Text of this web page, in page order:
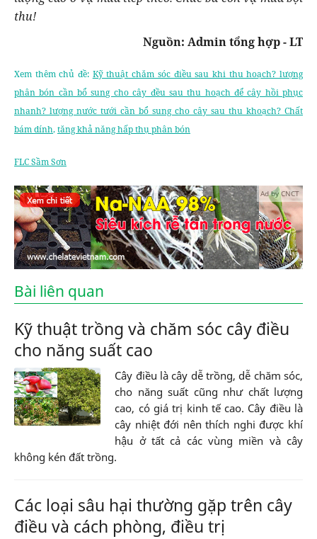
thu!
Nguồn: Admin tổng hợp - LT
Xem thêm chủ đề: Kỹ thuật chăm sóc điều sau khi thu hoạch? lượng
phân bón cần bổ sung cho cây đều sau thu hoạch để cây hồi phục
nhanh? lượng nước tưới cần bổ sung cho cây sau thu khoạch? Chất
bám dính,tăng khả năng hấp thụ phân bón
FLC Sầm Sơn
Ad by CNCT
Bài liên quan
Kỹ thuật trồng và chăm sóc cây điều
cho năng suất cao
Cây điều là cây dễ trồng, dễ chăm sóc,
cho năng suất cũng như chất lượng
cao, có giá trị kinh tế cao. Cây điều là
cây nhiệt đới nên thích nghi được khí
hậu ở tất cả các vùng miền và cây
không kén đất trồng.
Các loại sâu hại thường gặp trên cây
điều và cách phòng, điều trị